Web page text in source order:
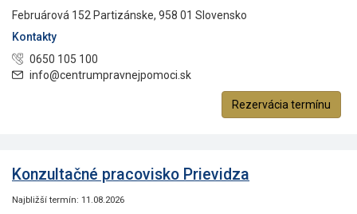
Februárová 152 Partizánske, 958 01 Slovensko
Kontakty
0650 105 100
info@centrumpravnejpomoci.sk
Rezervácia termínu
Konzultačné pracovisko Prievidza
Najbližší termín: 11.08.2026